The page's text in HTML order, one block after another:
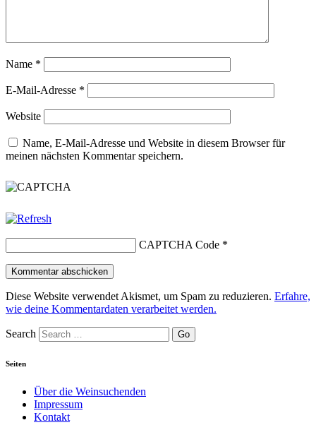
Name *
E-Mail-Adresse *
Website
Name, E-Mail-Adresse und Website in diesem Browser für
meinen nächsten Kommentar speichern.
CAPTCHA Code *
Diese Website verwendet Akismet, um Spam zu reduzieren. Erfahre,
wie deine Kommentardaten verarbeitet werden.
Search
Seiten
Über die Weinsuchenden
Impressum
Kontakt